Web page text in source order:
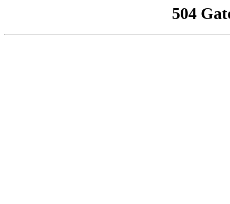
504